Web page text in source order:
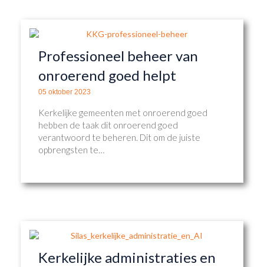
Professioneel beheer van
onroerend goed helpt
05 oktober 2023
Kerkelijke gemeenten met onroerend goed
hebben de taak dit onroerend goed
verantwoord te beheren. Dit om de juiste
opbrengsten te…
Kerkelijke administraties en